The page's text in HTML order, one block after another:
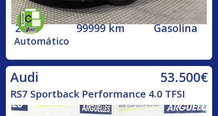
2009 99999 km Gasolina
Automático
Audi 53.500€
RS7 Sportback Performance 4.0 TFSI